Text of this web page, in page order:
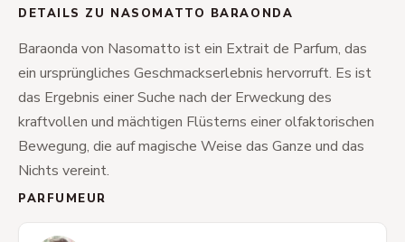
DETAILS ZU NASOMATTO BARAONDA
Baraonda von Nasomatto ist ein Extrait de Parfum, das
ein ursprüngliches Geschmackserlebnis hervorruft. Es ist
das Ergebnis einer Suche nach der Erweckung des
kraftvollen und mächtigen Flüsterns einer olfaktorischen
Bewegung, die auf magische Weise das Ganze und das
Nichts vereint.
PARFUMEUR